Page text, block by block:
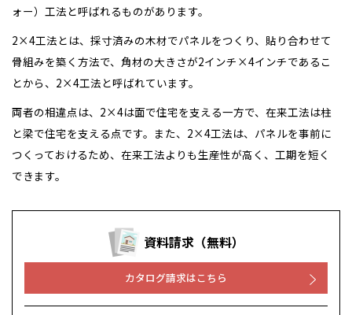
ォー）工法と呼ばれるものがあります。
2×4工法とは、採寸済みの木材でパネルをつくり、貼り合わせて
骨組みを築く方法で、角材の大きさが2インチ×4インチであるこ
とから、2×4工法と呼ばれています。
両者の相違点は、2×4は面で住宅を支える一方で、在来工法は柱
と梁で住宅を支える点です。また、2×4工法は、パネルを事前に
つくっておけるため、在来工法よりも生産性が高く、工期を短く
できます。
資料請求（無料）
カタログ請求はこちら
全国の展示場
北海道
札幌
道央
東北
青森
甲信越・北陸
お近くのイベント
北海道
道央
苫小牧千歳
小樽
道北
旭川
道南
函館
東北
青森県
八戸
秋田
北上
甲信越・北陸
新潟
長岡
山梨県
甲府
世田谷
八王子